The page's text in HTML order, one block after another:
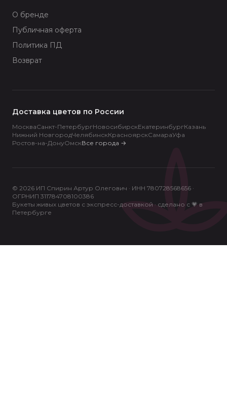
О бренде
Публичная оферта
Политика ПД
Возврат
Доставка цветов по России
МоскваСанкт-ПетербургНовосибирскЕкатеринбургКазань
Нижний НовгородЧелябинскКрасноярскСамараУфа
Ростов-на-ДонуОмскВсе города →
© 2026 ИП Спирин Артур Олегович · ИНН 780728568656 ·
ОГРНИП 311784708100386
Букеты живых цветов с экспресс-доставкой · сделано с 💗 в
Петербурге